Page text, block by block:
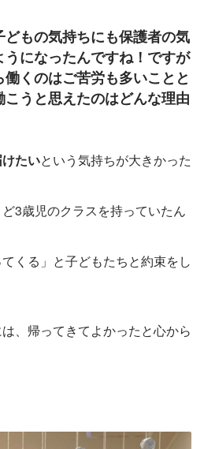
もの気持ちにも保護者の気
になったんですね！ですが
くのはご苦労も多いことと
うと思えたのはどんな理由
たいという気持ちが大きかった
3歳児のクラスを持っていたん
くる」と子どもたちと約束をし
、帰ってきてよかったと心から